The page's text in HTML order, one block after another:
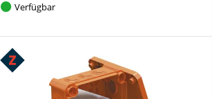
Verfügbar